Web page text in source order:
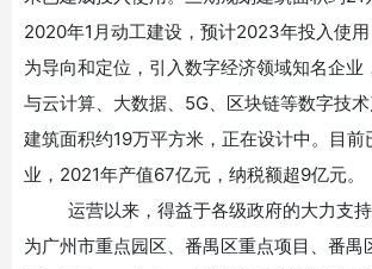
2020年1月动工建设，预计2023年投入使
为导向和定位，引入数字经济领域知名企业
与云计算、大数据、5G、区块链等数字技
建筑面积约19万平方米，正在设计中。目
业，2021年产值67亿元，纳税额超9亿元。
运营以来，得益于各级政府的大力支
为广州市重点园区、番禺区重点项目、番禺